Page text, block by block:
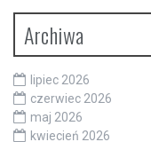
Archiwa
lipiec 2026
czerwiec 2026
maj 2026
kwiecień 2026